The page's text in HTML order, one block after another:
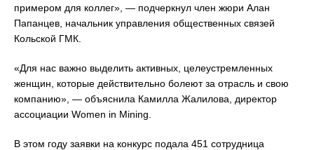
примером для коллег», — подчеркнул член жюри Алан
Папанцев, начальник управления общественных связей
Кольской ГМК.
«Для нас важно выделить активных, целеустремленных
женщин, которые действительно болеют за отрасль и свою
компанию», — объяснила Камилла Жалилова, директор
ассоциации Women in Mining.
В этом году заявки на конкурс подала 451 сотрудница